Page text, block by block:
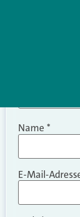
Name *
E-Mail-